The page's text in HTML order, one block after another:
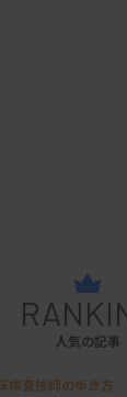
人気の記事
検査技師の歩き方